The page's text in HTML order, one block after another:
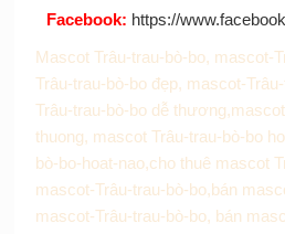
Facebook: https://
Mascot Trâu-trau-bò-bo, mascot-
Trâu-trau-bò-bo đẹp, mascot-
Trâu-trau-bò-bo dễ
thuong, mascot Trâu-trau-bò-bo
bò-bo-hoat-nao,cho thuê mascot
mascot-Trâu-trau-bò-bo,bán
mascot-Trâu-trau-bò-bo, bán